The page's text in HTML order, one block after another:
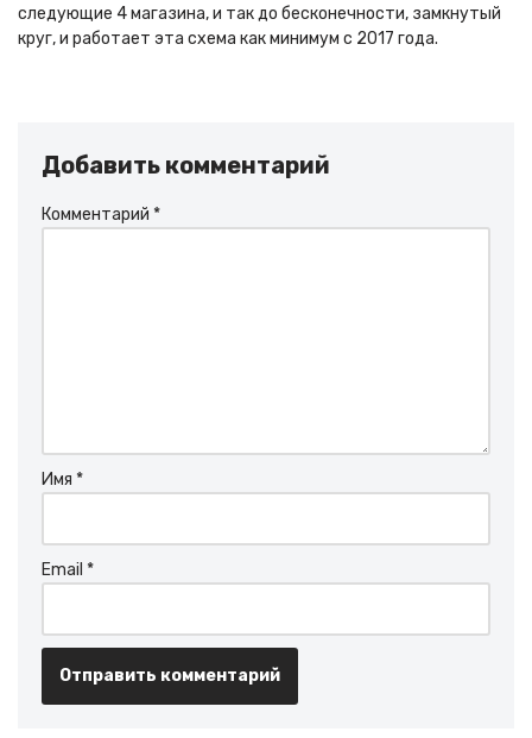
следующие 4 магазина, и так до бесконечности, замкнутый
круг, и работает эта схема как минимум с 2017 года.
Добавить комментарий
Комментарий *
Имя *
Email *